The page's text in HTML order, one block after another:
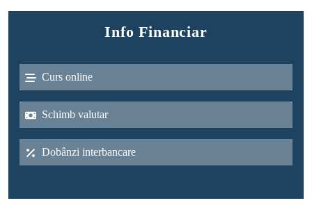
Info Financiar
Curs online
Schimb valutar
Dobânzi interbancare